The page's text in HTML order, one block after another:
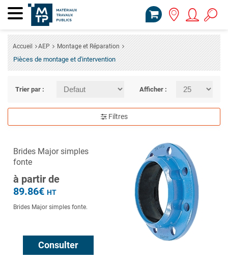
Accueil AEP Montage et Réparation
Pièces de montage et d'intervention
Trier par : Afficher :
Filtres
Brides Major simples
fonte
à partir de
89.86€ HT
Brides Major simples fonte.
Consulter